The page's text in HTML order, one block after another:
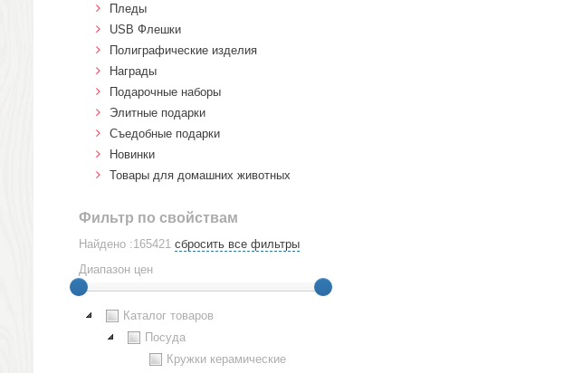
Пледы
USB Флешки
Полиграфические изделия
Награды
Подарочные наборы
Элитные подарки
Cъедобные подарки
Новинки
Товары для домашних животных
Фильтр по свойствам
Найдено :165421 сбросить все фильтры
Диапазон цен
Каталог товаров
Посуда
Кружки керамические